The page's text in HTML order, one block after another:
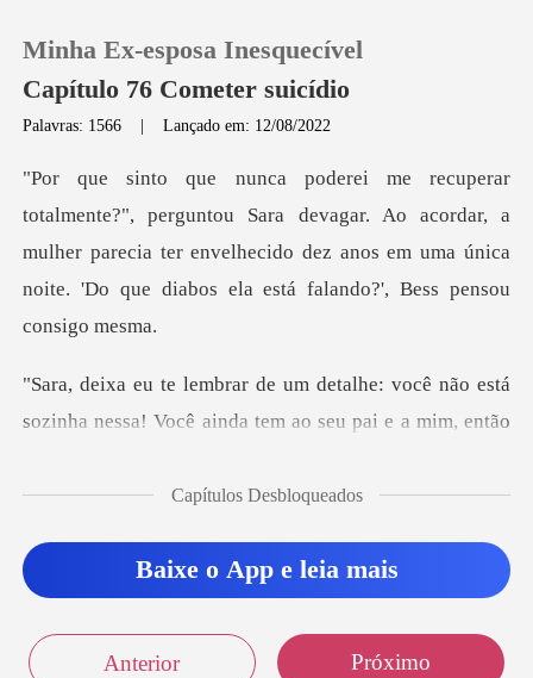
0
Sair
Minha Ex-esposa Inesquecível
Capítulo 76 Cometer suicídio
Palavras: 1566 |Lançado em: 12/08/2022
a devagar. Ao acordar, a
mulher parecia ter envelhecido dez anos em uma ú
você não está
sozinha nessa! Você ainda te
Capítulos Desbloqueados
Baixe o App e leia mais
Anterior Próximo